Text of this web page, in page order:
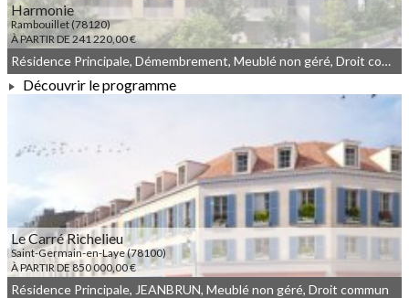
Harmonie
Rambouillet (78120)
À PARTIR DE 241 220,00 €
À PARTIR DE 241 220,00 €
Résidence Principale, Démembrement, Meublé non géré, Droit commun
Découvrir le programme
Le Carré Richelieu
Saint-Germain-en-Laye (78100)
À PARTIR DE 850 000,00 €
Résidence Principale, JEANBRUN, Meublé non géré, Droit commun